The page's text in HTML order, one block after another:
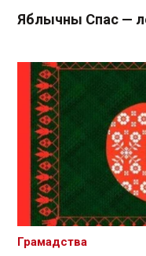
Яблычны Спас —
Грамадства